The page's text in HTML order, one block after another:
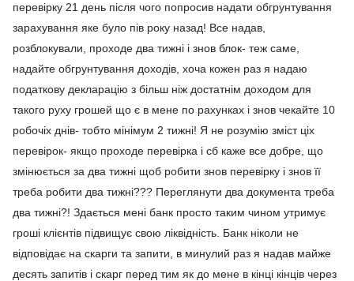
перевірку 21 день після чого попросив надати обгрунтування
зарахування яке було пів року назад! Все надав,
розблокували, проходе два тижні і знов блок- теж саме,
надайте обгрунтування доходів, хоча кожен раз я надаю
податкову декларацію з більш ніж достатнім доходом для
такого руху грошей що є в мене по рахунках і знов чекайте 10
робочіх днів- тобто мінімум 2 тижні! Я не розумію зміст ціх
перевірок- якщо проходе перевірка і сб каже все добре, що
змінюється за два тижні щоб робити знов перевірку і знов її
треба робити два тижні??? Переглянути два документа треба
два тижні?! Здається мені банк просто таким чином утримує
гроші клієнтів підвищує свою ліквідність. Банк ніколи не
відповідає на скарги та запити, в минулий раз я надав майже
десять запитів і скарг перед тим як до мене в кінці кінців через